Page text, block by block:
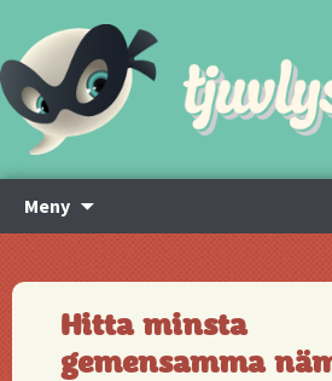
Meny
innehåll
Hitta minsta
gemensamma